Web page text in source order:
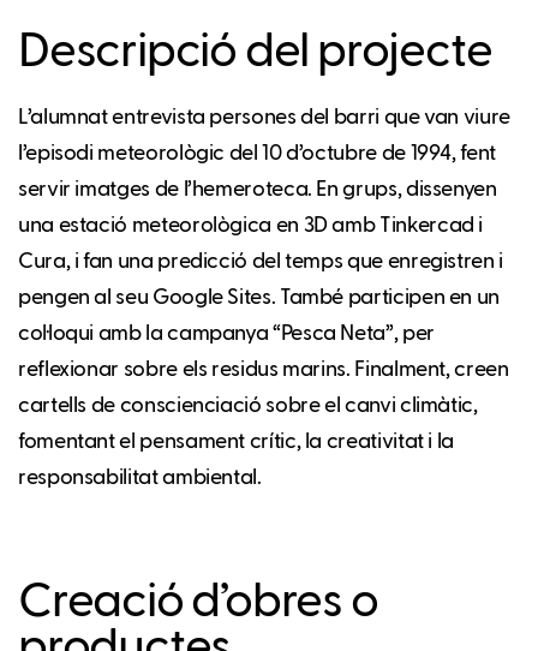
Descripció del projecte
L’alumnat entrevista persones del barri que van viure
l’episodi meteorològic del 10 d’octubre de 1994, fent
servir imatges de l’hemeroteca. En grups, dissenyen
una estació meteorològica en 3D amb Tinkercad i
Cura, i fan una predicció del temps que enregistren i
pengen al seu Google Sites. També participen en un
col·loqui amb la campanya “Pesca Neta”, per
reflexionar sobre els residus marins. Finalment, creen
cartells de conscienciació sobre el canvi climàtic,
fomentant el pensament crític, la creativitat i la
responsabilitat ambiental.
Creació d’obres o